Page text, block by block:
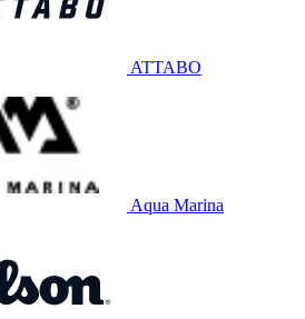
ATTABO
Aqua Marina